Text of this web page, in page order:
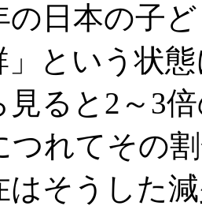
日本の子
」という状
見ると2～3
つれてその
はそうした